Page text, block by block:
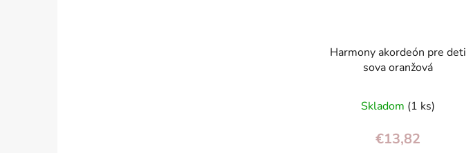
Harmony akordeón pre deti
sova oranžová
Skladom (1 ks)
€13,82